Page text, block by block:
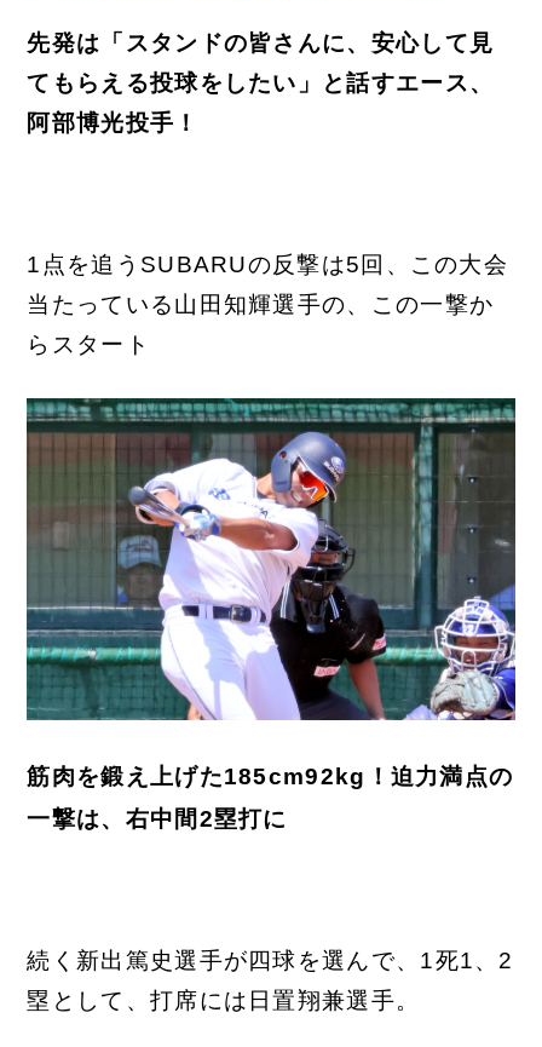
先発は「スタンドの皆さんに、安心して見
てもらえる投球をしたい」と話すエース、
阿部博光投手！
1点を追うSUBARUの反撃は5回、この大会
当たっている山田知輝選手の、この一撃か
らスタート
筋肉を鍛え上げた185cm92kg！迫力満点の
一撃は、右中間2塁打に
続く新出篤史選手が四球を選んで、1死1、2
塁として、打席には日置翔兼選手。